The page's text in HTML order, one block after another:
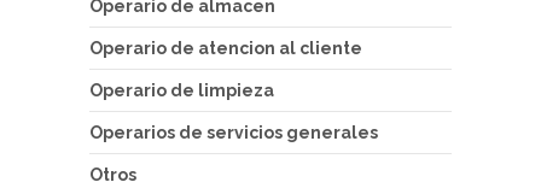
Operario de almacen
Operario de atencion al cliente
Operario de limpieza
Operarios de servicios generales
Otros